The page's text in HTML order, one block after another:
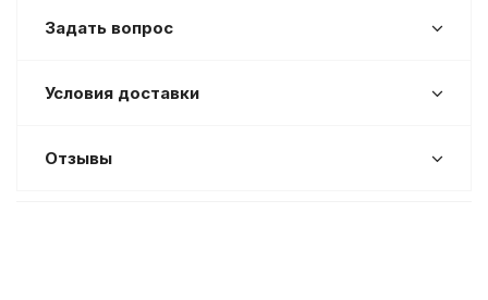
Задать вопрос
Условия доставки
Отзывы